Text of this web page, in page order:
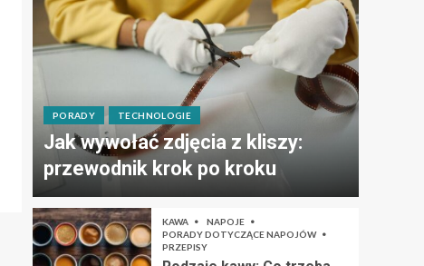
PORADY TECHNOLOGIE
Jak wywołać zdjęcia z kliszy:
przewodnik krok po kroku
KAWA
NAPOJE
PORADY DOTYCZĄCE NAPOJÓW
PRZEPISY